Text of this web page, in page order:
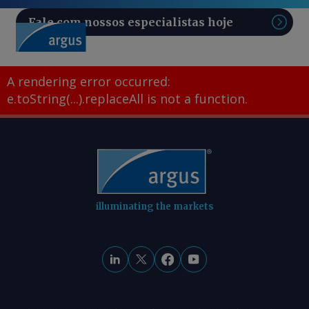
Fale com nossos especialistas hoje
A rendering error occurred:
e.toString(...).replaceAll is not a function.
illuminating the markets